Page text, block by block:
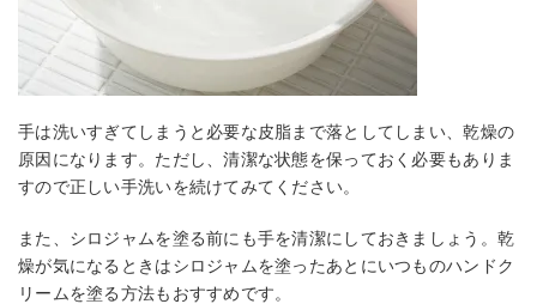
手は洗いすぎてしまうと必要な皮脂まで落としてしまい、乾燥の
原因になります。ただし、清潔な状態を保っておく必要もありま
すので正しい手洗いを続けてみてください。
また、シロジャムを塗る前にも手を清潔にしておきましょう。乾
燥が気になるときはシロジャムを塗ったあとにいつものハンドク
リームを塗る方法もおすすめです。